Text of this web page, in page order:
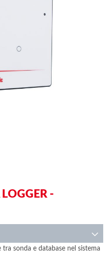
-
tra sonda e database nel sistema